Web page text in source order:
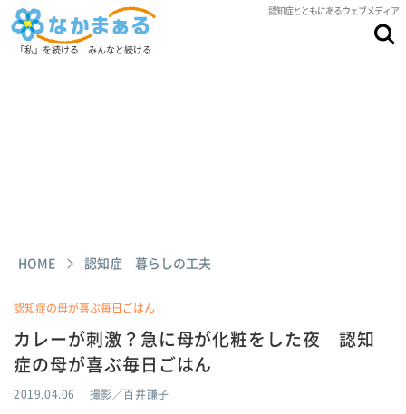
認知症とともにあるウェブメディア
「私」を続ける みんなと続ける
HOME 認知症 暮らしの工夫
認知症の母が喜ぶ毎日ごはん
カレーが刺激？急に母が化粧をした夜 認知
症の母が喜ぶ毎日ごはん
2019.04.06 撮影／百井謙子